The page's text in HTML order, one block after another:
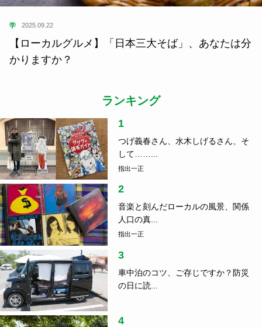
学 2025.09.22
【ローカルグルメ】「日本三大そば」、あなたは分
かりますか？
ランキング
1
つげ義春さん、水木しげるさん、そ
して……...
指出一正
2
音楽と刻んだローカルの風景、関係
人口の真...
指出一正
3
車中泊のコツ、ご存じですか？防災
の日に読...
4